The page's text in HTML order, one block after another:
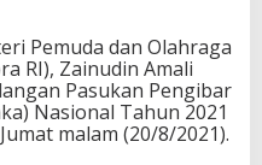
Pemuda dan Olahraga
RI), Zainudin Amali
Pasukan Pengibar
Nasional Tahun 2021
malam (20/8/2021).